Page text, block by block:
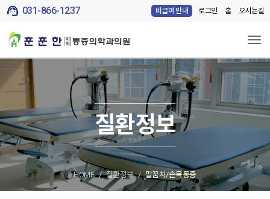
support_agent 031-866-1237 로그인 홈 오시는길
비급여 안내
질환정보
HOME 질환정보 팔꿈치/손목통증